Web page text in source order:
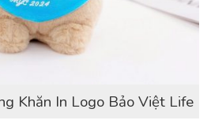
Khăn In Logo Bảo Việt Life